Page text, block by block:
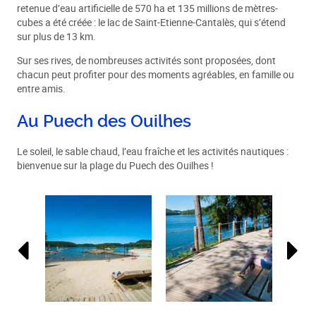
retenue d’eau artificielle de 570 ha et 135 millions de mètres-
cubes a été créée : le lac de Saint-Etienne-Cantalès, qui s’étend
sur plus de 13 km.
Sur ses rives, de nombreuses activités sont proposées, dont
chacun peut profiter pour des moments agréables, en famille ou
entre amis.
Au Puech des Ouilhes
Le soleil, le sable chaud, l’eau fraîche et les activités nautiques :
bienvenue sur la plage du Puech des Ouilhes !